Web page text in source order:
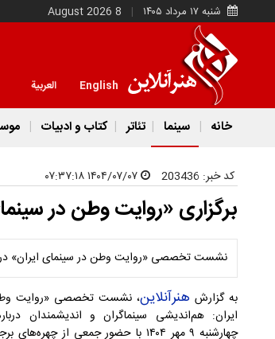
شنبه ۱۷ مرداد ۱۴۰۵ 8 August 2026
English العربية
خانه سینما تئاتر کتاب و ادبیات
کد خبر: 203436
برگزاری «روایت وطن در
نشست تخصصی «روایت وطن در سینمای ایران» در
به گزارش هنرآنلاین، نشست تخصصی «روایت
ایران: هم‌اندیشی سینماگران و اندیشمندان
چهارشنبه ۹ مهر ۱۴۰۴ با حضور جمعی از